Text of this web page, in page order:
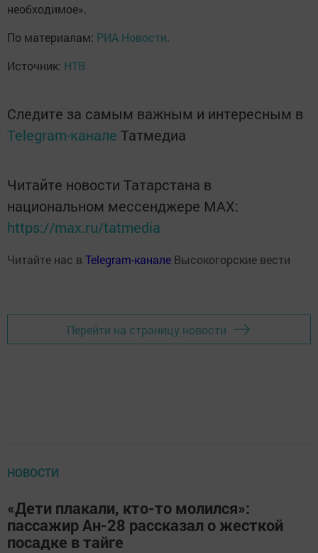
необходимое».
По материалам: РИА Новости.
Источник: НТВ
Следите за самым важным и интересным в
Telegram-канале Татмедиа
Читайте новости Татарстана в
национальном мессенджере MАХ:
https://max.ru/tatmedia
Читайте нас в Telegram-канале Высокогорские вести
Перейти на страницу новости
НОВОСТИ
«Дети плакали, кто-то молился»:
пассажир Ан-28 рассказал о жесткой
посадке в тайге